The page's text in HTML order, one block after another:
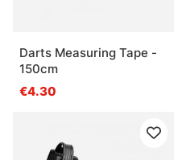
Darts Measuring Tape -
150cm
€4.30